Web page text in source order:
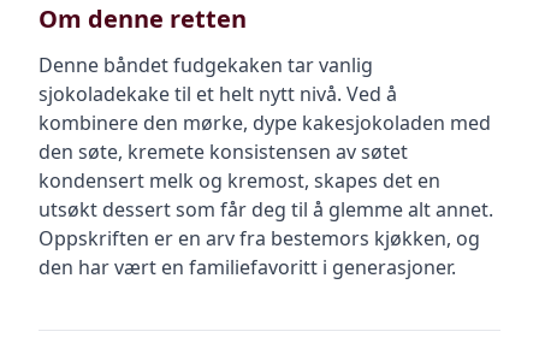
Om denne retten
Denne båndet fudgekaken tar vanlig
sjokoladekake til et helt nytt nivå. Ved å
kombinere den mørke, dype kakesjokoladen med
den søte, kremete konsistensen av søtet
kondensert melk og kremost, skapes det en
utsøkt dessert som får deg til å glemme alt annet.
Oppskriften er en arv fra bestemors kjøkken, og
den har vært en familiefavoritt i generasjoner.